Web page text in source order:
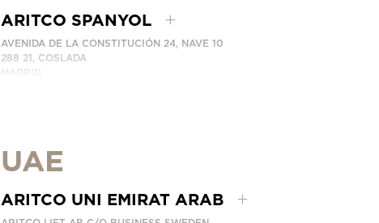
ARITCO SPANYOL
AVENIDA DE LA CONSTITUCIÓN 24, NAVE 10
288 21, COSLADA
MADRID
UAE
ARITCO UNI EMIRAT ARAB